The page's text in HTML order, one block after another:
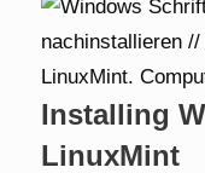
Installing
LinuxMint